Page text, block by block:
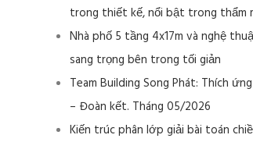
trong thiết kế, nổi bật trong thẩm
Nhà phố 5 tầng 4x17m và nghệ
sang trọng bên trong tối giản
Team Building Song Phát: Thích
– Đoàn kết. Tháng 05/2026
Kiến trúc phân lớp giải bài toán